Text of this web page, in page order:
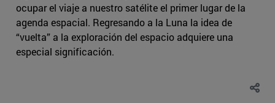
ocupar el viaje a nuestro satélite el primer lugar de la
agenda espacial. Regresando a la Luna la idea de
“vuelta” a la exploración del espacio adquiere una
especial significación.